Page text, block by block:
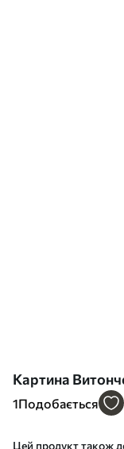
Картина
1Подобається
Цей продукт також